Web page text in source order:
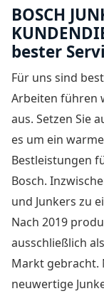
BOSCH
bester
Für uns sind
Arbeiten führen
aus. Setzen Sie
es um ein
Bestleistungen
Bosch.
und Junkers zu
Nach 2019
ausschließlich
Markt gebracht.
neuwertige